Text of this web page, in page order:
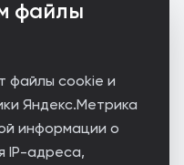
файлы
файлы cookie и
Яндекс.Метрика
информации о
IP-адреса,